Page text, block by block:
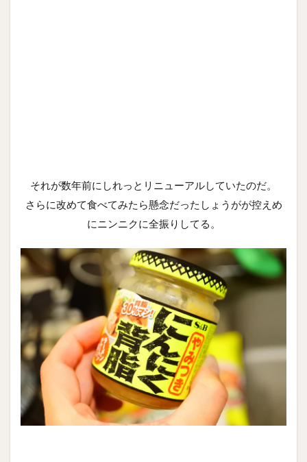
それが数年前にしれっとリニューアルしていたのだ。
さらに改めて食べてみたら懸念だったしょうがが控えめ
にニンニクに全振りしてる。